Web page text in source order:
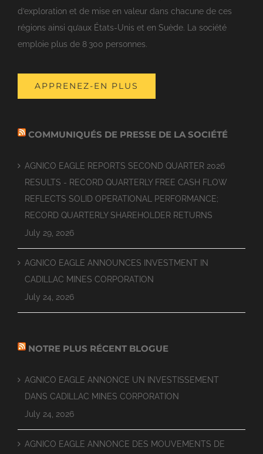
d’exploration et de mise en valeur dans chacune de ces
régions ainsi qu’aux États-Unis et en Suède. La société
emploie plus de 8 300 personnes.
APPRENEZ-EN PLUS
COMMUNIQUÉS DE PRESSE DE LA SOCIÉTÉ
AGNICO EAGLE REPORTS SECOND QUARTER 2026
RESULTS - RECORD QUARTERLY FREE CASH FLOW
REFLECTS SOLID OPERATIONAL PERFORMANCE;
RECORD QUARTERLY SHAREHOLDER RETURNS
July 29, 2026
AGNICO EAGLE ANNOUNCES INVESTMENT IN
CADILLAC MINES CORPORATION
July 24, 2026
NOTRE PLUS RÉCENT BLOGUE
AGNICO EAGLE ANNONCE UN INVESTISSEMENT
DANS CADILLAC MINES CORPORATION
July 24, 2026
AGNICO EAGLE ANNONCE DES MOUVEMENTS DE